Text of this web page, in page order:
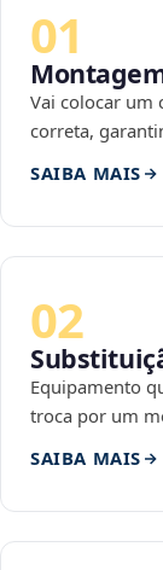
01
Vai colocar um
correta,
SAIBA MAIS
02
Equipamento
troca por um
SAIBA MAIS